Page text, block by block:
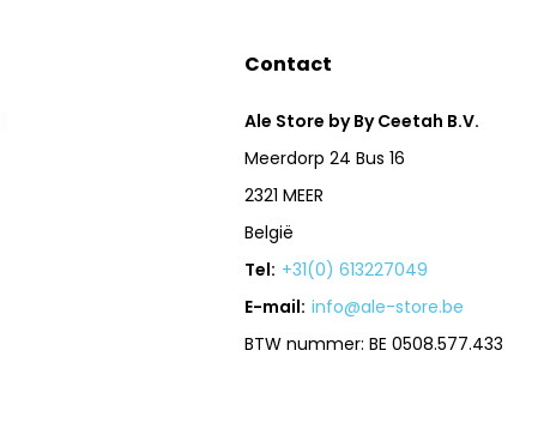
Contact
Ale Store by By Ceetah B.V.
Meerdorp 24 Bus 16
2321 MEER
België
Tel: +31(0) 613227049
E-mail: info@ale-store.be
BTW nummer: BE 0508.577.433